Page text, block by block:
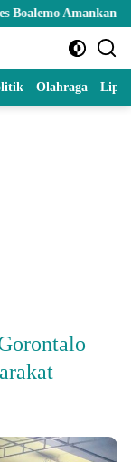
Mobil Pick Up di
Olahraga